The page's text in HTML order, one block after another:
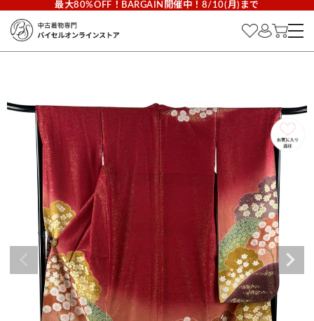
最大80%OFF！BARGAIN開催中！8/10(月)まで